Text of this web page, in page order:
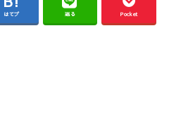
はてブ 送る Pocket